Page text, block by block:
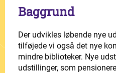
Baggrund
Der udvikles løbende nye
tilføjede vi også det nye
mindre biblioteker. Nye
udstillinger, som